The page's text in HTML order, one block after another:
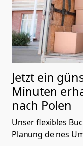
Jetzt ein
Minuten
nach Polen
Unser flexibles
Planung deines